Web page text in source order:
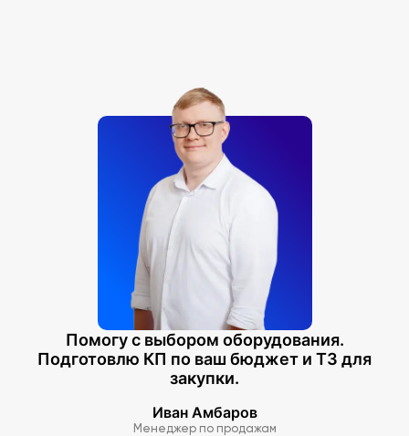
Помогу с выбором оборудования.
Подготовлю КП по ваш бюджет и ТЗ для
закупки.
Иван Амбаров
Менеджер по продажам